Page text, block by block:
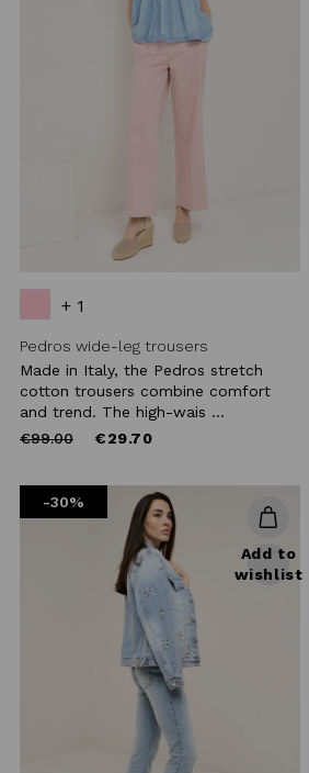
+ 1
Pedros wide-leg trousers
Made in Italy, the Pedros stretch
cotton trousers combine comfort
and trend. The high-wais ...
Price
€99.00to €29.70
-30%
Add to
wishlist